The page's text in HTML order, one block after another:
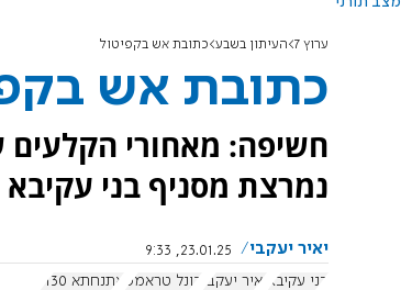
ערוץ 7 העיתון בשבע כתובת אש בקפיטול
כתובת אש
חשיפה: מאחורי
נמרצת מסניף בני עקיבא
יאיר יעקבי
23.01.25, 9:33
בני עקיבא
יאיר יעקבי דונל טראמפ אתנחתא 1130